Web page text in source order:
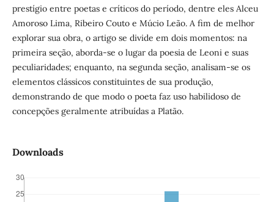
prestígio entre poetas e críticos do período, dentre eles Alceu
Amoroso Lima, Ribeiro Couto e Múcio Leão. A fim de melhor
explorar sua obra, o artigo se divide em dois momentos: na
primeira seção, aborda-se o lugar da poesia de Leoni e suas
peculiaridades; enquanto, na segunda seção, analisam-se os
elementos clássicos constituintes de sua produção,
demonstrando de que modo o poeta faz uso habilidoso de
concepções geralmente atribuídas a Platão.
Downloads